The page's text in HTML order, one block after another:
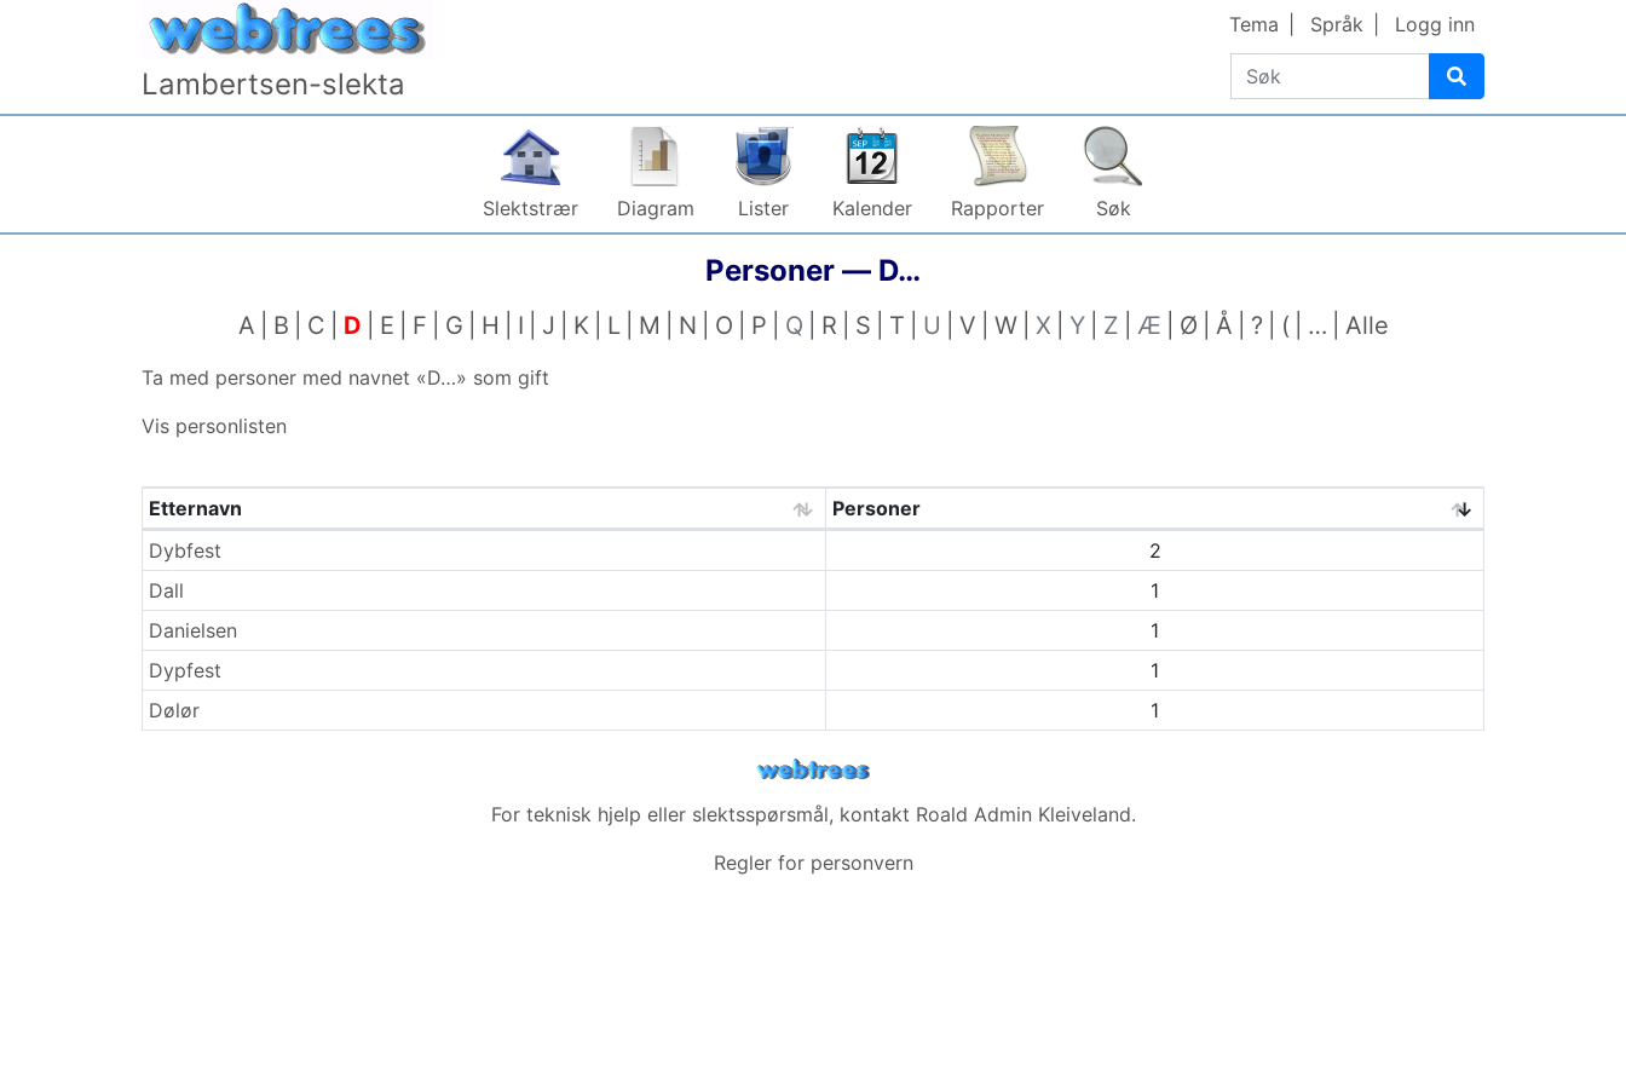
Lambertsen-slekta Søk
Tema Språk Logg inn
Slektstrær Diagram Lister Kalender Rapporter Søk
Personer — D…
A B C D E F G H I J K L M N O P Q R S T U V W X Y Z Æ Ø Å ? ( … Alle
Ta med personer med navnet «D…» som gift
Vis personlisten
Etternavn
Etternavn
Personer
Dybfest
2
Dall
1
Danielsen
1
Dypfest
1
Dølør
1
For teknisk hjelp eller slektsspørsmål, kontakt Roald Admin Kleiveland.
Regler for personvern